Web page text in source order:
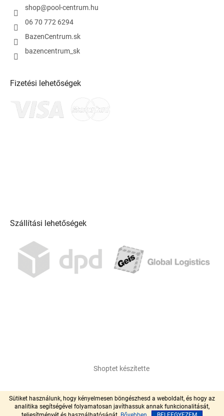
Sütiket használunk, hogy kényelmesen böngészhesd a weboldalt, és hogy az
analitika segítségével folyamatosan javíthassuk annak funkcionalitását,
shop@pool-centrum.hu
06 70 772 6294
BazenCentrum.sk
bazencentrum_sk
Fizetési lehetőségek
Szállítási lehetőségek
Shoptet készítette
Copyright 2026pool-centrum.hu. Minden jog fenntartva.